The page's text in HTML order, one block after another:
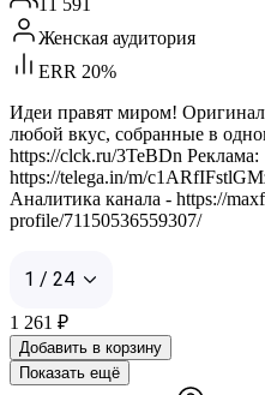
Женская аудитория
ERR 20%
Идеи правят миром!
любой вкус, собранные в
https://clck.ru/3TeBDn Реклама:
https://telega.in/m/
Аналитика канала - https://
profile/71150536559307/
1 / 24
1 261 ₽
Добавить в корзину
Показать ещё